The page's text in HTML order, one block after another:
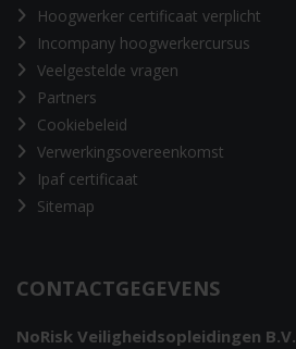
Hoogwerker certificaat verplicht
Incompany hoogwerkercursus
Veelgestelde vragen
Partners
Cookiebeleid
Verwerkingsovereenkomst
Ipaf certificaat
Sitemap
CONTACTGEGEVENS
NoRisk Veiligheidsopleidingen B.V.